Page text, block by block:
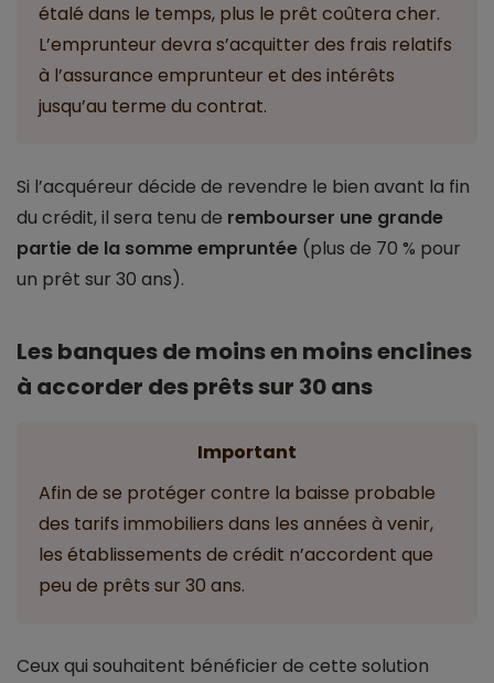
étalé dans le temps, plus le prêt coûtera cher.
L’emprunteur devra s’acquitter des frais relatifs
à l’assurance emprunteur et des intérêts
jusqu’au terme du contrat.
Si l’acquéreur décide de revendre le bien avant la fin
du crédit, il sera tenu de rembourser une grande
partie de la somme empruntée (plus de 70 % pour
un prêt sur 30 ans).
Les banques de moins en moins enclines
à accorder des prêts sur 30 ans
Important
Afin de se protéger contre la baisse probable
des tarifs immobiliers dans les années à venir,
les établissements de crédit n’accordent que
peu de prêts sur 30 ans.
Ceux qui souhaitent bénéficier de cette solution